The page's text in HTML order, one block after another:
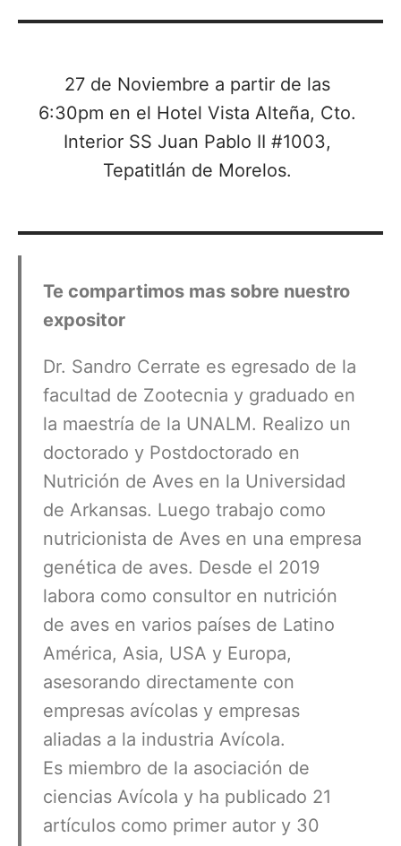
27 de Noviembre a partir de las
6:30pm en el Hotel Vista Alteña, Cto.
Interior SS Juan Pablo II #1003,
Tepatitlán de Morelos.
Te compartimos mas sobre nuestro
expositor
Dr. Sandro Cerrate es egresado de la
facultad de Zootecnia y graduado en
la maestría de la UNALM. Realizo un
doctorado y Postdoctorado en
Nutrición de Aves en la Universidad
de Arkansas. Luego trabajo como
nutricionista de Aves en una empresa
genética de aves. Desde el 2019
labora como consultor en nutrición
de aves en varios países de Latino
América, Asia, USA y Europa,
asesorando directamente con
empresas avícolas y empresas
aliadas a la industria Avícola.
Es miembro de la asociación de
ciencias Avícola y ha publicado 21
artículos como primer autor y 30